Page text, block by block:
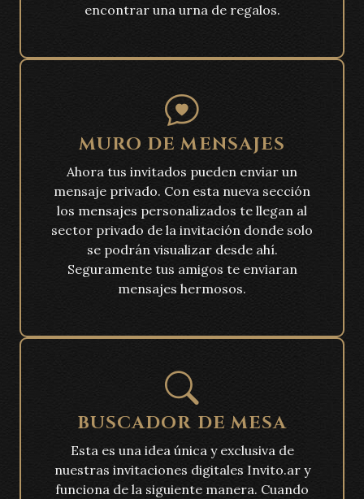
encontrar una urna de regalos.
MURO DE MENSAJES
Ahora tus invitados pueden enviar un
mensaje privado. Con esta nueva sección
los mensajes personalizados te llegan al
sector privado de la invitación donde solo
se podrán visualizar desde ahí.
Seguramente tus amigos te enviaran
mensajes hermosos.
BUSCADOR DE MESA
Esta es una idea única y exclusiva de
nuestras invitaciones digitales Invito.ar y
funciona de la siguiente manera. Cuando